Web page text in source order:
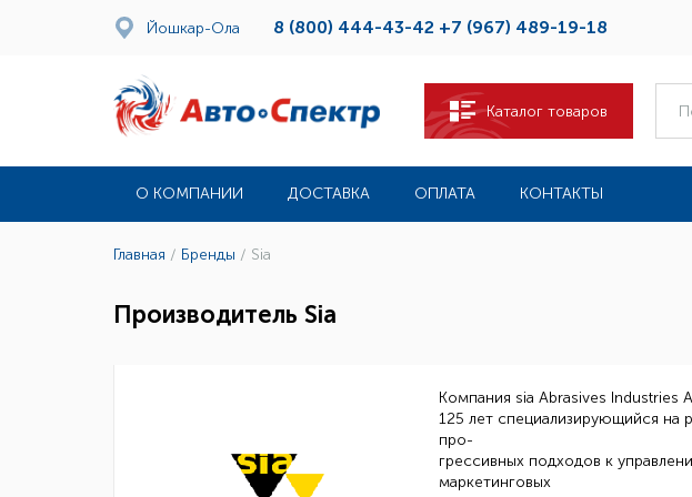
Йошкар-Ола 8 (800) 444-43-42 +7 (967) 489-19-18
Каталог товаров
О КОМПАНИИ ДОСТАВКА ОПЛАТА КОНТАКТЫ
Главная / Бренды / Sia
Производитель Sia
Компания sia Abrasives Industries
125 лет специализирующийся на
про-
грессивных подходов к
маркетинговых